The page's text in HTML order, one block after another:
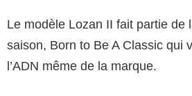
Le modèle Lozan II fait partie de
saison, Born to Be A Classic qui
l’ADN même de la marque.